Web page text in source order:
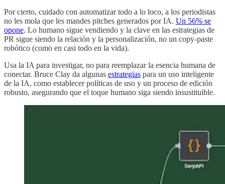
Por cierto, cuidado con automatizar todo a lo loco, a los periodistas
no les mola que les mandes pitches generados por IA. Un 56% se
opone. Lo humano sigue vendiendo y la clave en las estrategias de
PR sigue siendo la relación y la personalización, no un copy-paste
robótico (como en casi todo en la vida).
Usa la IA para investigar, no para reemplazar la esencia humana de
conectar. Bruce Clay da algunas estrategias para un uso inteligente
de la IA, como establecer políticas de uso y un proceso de edición
robusto, asegurando que el toque humano siga siendo insustituible.